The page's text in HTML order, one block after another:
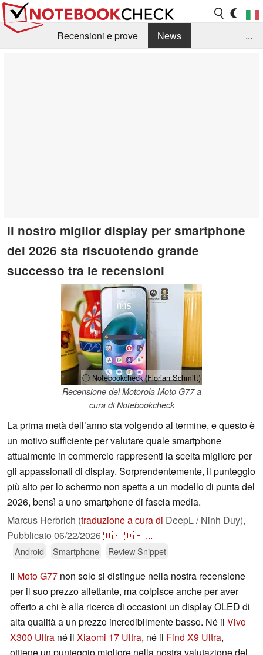
Recensioni e prove
News
...
Il nostro miglior display per smartphone
del 2026 sta riscuotendo grande
successo tra le recensioni
ⓘ Notebookcheck (Florian Schmitt)
Recensione del Motorola Moto G77 a
cura di Notebookcheck
La prima metà dell’anno sta volgendo al termine, e questo è
un motivo sufficiente per valutare quale smartphone
attualmente in commercio rappresenti la scelta migliore per
gli appassionati di display. Sorprendentemente, il punteggio
più alto per lo schermo non spetta a un modello di punta del
2026, bensì a uno smartphone di fascia media.
Marcus Herbrich (traduzione a cura di DeepL / Ninh Duy),
Pubblicato 06/22/2026🇺🇸🇩🇪 ...
Android Smartphone Review Snippet
Il Moto G77 non solo si distingue nella nostra recensione
per il suo prezzo allettante, ma colpisce anche per aver
offerto a chi è alla ricerca di occasioni un display OLED di
alta qualità a un prezzo incredibilmente basso. Né il Vivo
X300 Ultra né il Xiaomi 17 Ultra, né il Find X9 Ultra,